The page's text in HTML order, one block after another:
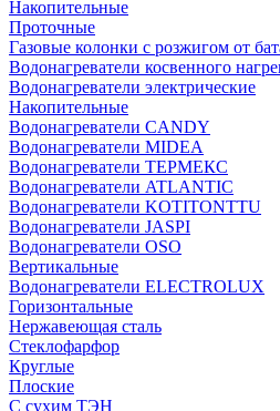
Накопительные
Проточные
Газовые колонки с розжигом от
Водонагреватели косвенного
Водонагреватели электрические
Накопительные
Водонагреватели CANDY
Водонагреватели MIDEA
Водонагреватели ТЕРМЕКС
Водонагреватели ATLANTIC
Водонагреватели KOTITONTTU
Водонагреватели JASPI
Водонагреватели OSO
Вертикальные
Водонагреватели ELECTROLUX
Горизонтальные
Нержавеющая сталь
Стеклофарфор
Круглые
Плоские
С сухим ТЭН